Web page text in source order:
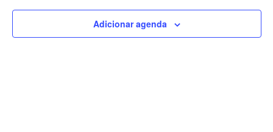
Adicionar agenda